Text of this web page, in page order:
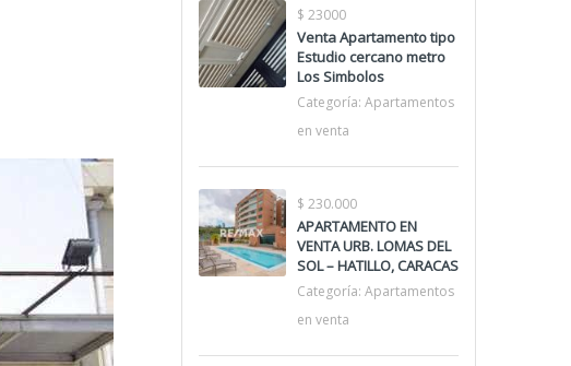
$ 23000
Venta Apartamento tipo
Estudio cercano metro
Los Simbolos
Categoría: Apartamentos
en venta
$ 230.000
APARTAMENTO EN
VENTA URB. LOMAS DEL
SOL – HATILLO, CARACAS
Categoría: Apartamentos
en venta